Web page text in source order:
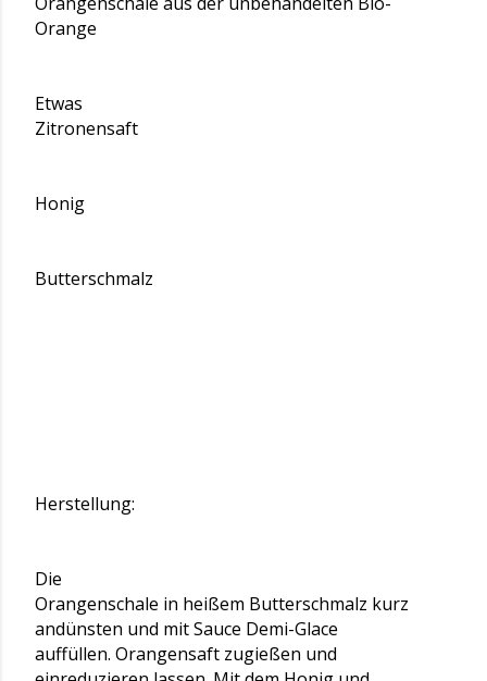
Orange
Etwas
Zitronensaft
Honig
Butterschmalz
Herstellung:
Die
Orangenschale in heißem Butterschmalz kurz
andünsten und mit Sauce Demi-Glace
auffüllen. Orangensaft zugießen und